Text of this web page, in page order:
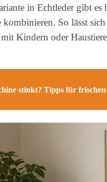
in Echtleder gibt
kombinieren. So lässt
Kindern oder
stinkt? Tipps für